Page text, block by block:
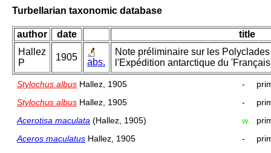
Turbellarian taxonomic database
author date
title
Hallez
P
1905 abs.
Note préliminaire sur les
l'Expédition antarctique du
Stylochus albus Hallez, 1905 -
Stylochus albus Hallez, 1905 -
Acerotisa maculata (Hallez, 1905) w
Aceros maculatus Hallez, 1905 -